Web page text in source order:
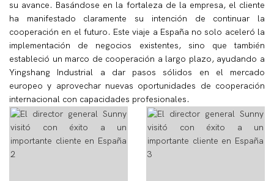
su avance. Basándose en la fortaleza de la empresa, el cliente
ha manifestado claramente su intención de continuar la
cooperación en el futuro. Este viaje a España no solo aceleró la
implementación de negocios existentes, sino que también
estableció un marco de cooperación a largo plazo, ayudando a
Yingshang Industrial a dar pasos sólidos en el mercado
europeo y aprovechar nuevas oportunidades de cooperación
internacional con capacidades profesionales.